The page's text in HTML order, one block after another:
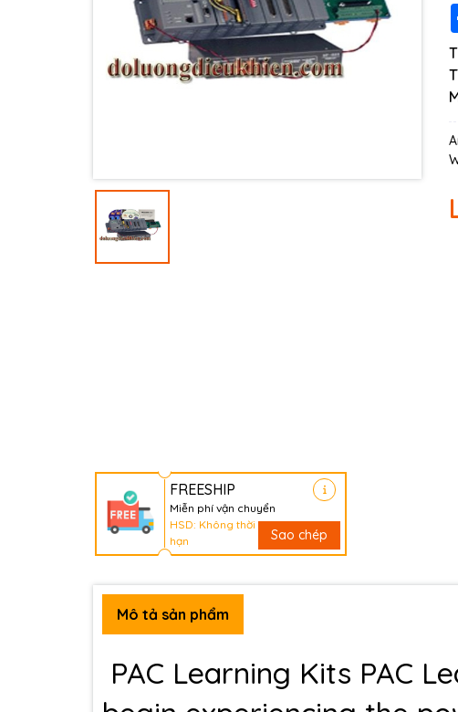
FREESHIP
Miễn phí vận chuyển
HSD: Không thời
hạn
Sao chép
Mô tả sản phẩm
PAC Learning Kits PAC